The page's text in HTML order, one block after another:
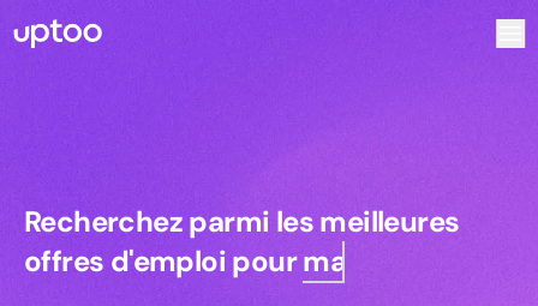
Recherchez parmi les meilleures
Recherchez parmi les meilleures
offres d'emploi pourmanagers